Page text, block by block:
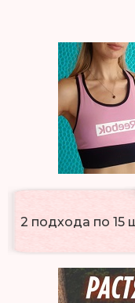
2 подхода по 15